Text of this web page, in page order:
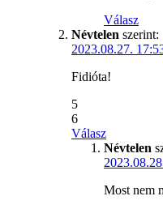
Válasz
Névtelen szerint:
2023.08.27.
Fidióta!
5
6
Válasz
Névtelen
Most nem